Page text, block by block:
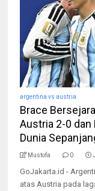
argentina vs austria
Brace
Austria 2-0 dan
Dunia
Mustofa 0
GoJakarta.id -
atas Austria pada